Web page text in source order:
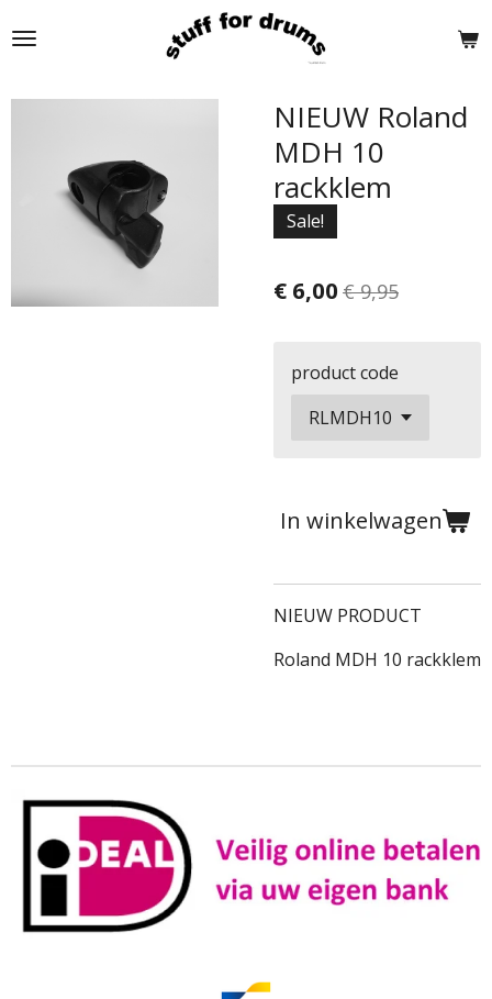
direct
de
NIEUW Roland
MDH 10
rackklem
Sale!
€ 6,00 € 9,95
product code
In winkelwagen
NIEUW PRODUCT
Roland MDH 10 rackklem